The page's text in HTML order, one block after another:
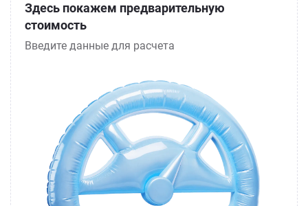
Здесь покажем предварительную
стоимость
Введите данные для расчета